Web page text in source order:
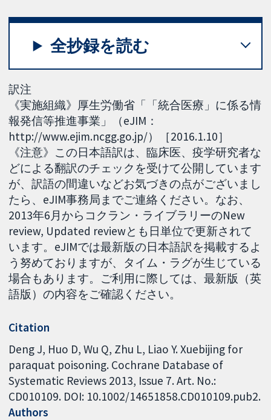
全抄録を読む
訳注
《実施組織》厚生労働省「「統合医療」に係る情
報発信等推進事業」（eJIM：
http://www.ejim.ncgg.go.jp/）［2016.1.10］
《注意》この日本語訳は、臨床医、疫学研究者な
どによる翻訳のチェックを受けて公開しています
が、訳語の間違いなどお気づきの点がございまし
たら、eJIM事務局までご連絡ください。なお、
2013年6月からコクラン・ライブラリーのNew
review, Updated reviewとも日単位で更新されて
います。eJIMでは最新版の日本語訳を掲載するよ
う努めておりますが、タイム・ラグが生じている
場合もあります。ご利用に際しては、最新版（英
語版）の内容をご確認ください。
Citation
Deng J, Huo D, Wu Q, Zhu L, Liao Y. Xuebijing for
paraquat poisoning. Cochrane Database of
Systematic Reviews 2013, Issue 7. Art. No.:
CD010109. DOI: 10.1002/14651858.CD010109.pub2.
Authors